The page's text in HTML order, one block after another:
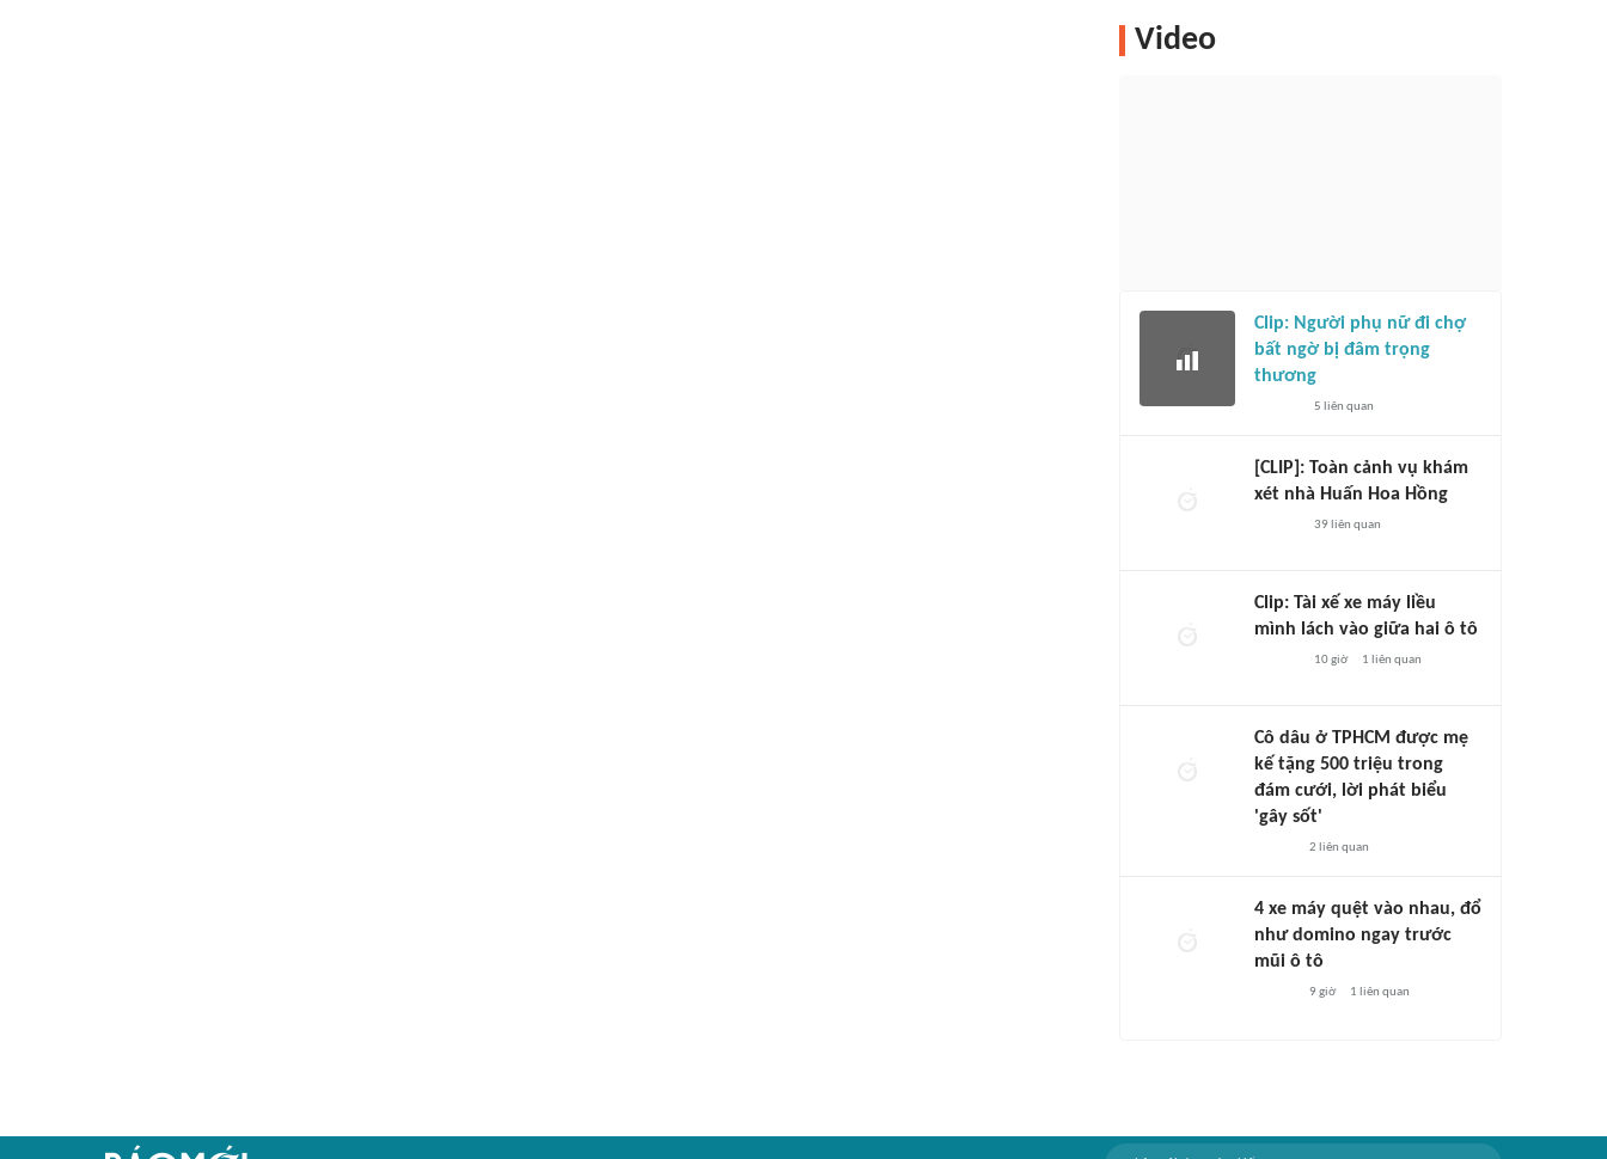
Video
Clip: Người phụ nữ đi chợ
bất ngờ bị đâm trọng
thương
5 liên quan
[CLIP]: Toàn cảnh vụ khám
xét nhà Huấn Hoa Hồng
39 liên quan
Clip: Tài xế xe máy liều
mình lách vào giữa hai ô tô
10 giờ 1 liên quan
Cô dâu ở TPHCM được mẹ
kế tặng 500 triệu trong
đám cưới, lời phát biểu
'gây sốt'
2 liên quan
4 xe máy quệt vào nhau, đổ
như domino ngay trước
mũi ô tô
9 giờ 1 liên quan